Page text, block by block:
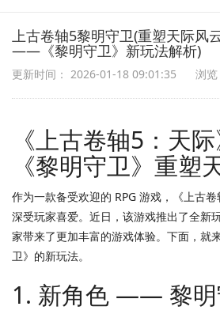
上古卷轴5黎明守卫(重塑天际风
——《黎明守卫》新玩法解析)
更新时间： 2026-01-18 09:01:35 浏
《上古卷轴5：天
《黎明守卫》重塑
作为一款备受欢迎的 RPG 游戏，《上古
深受玩家喜爱。近日，该游戏推出了全新
家带来了更加丰富的游戏体验。下面，就
卫》的新玩法。
1. 新角色 —— 黎明